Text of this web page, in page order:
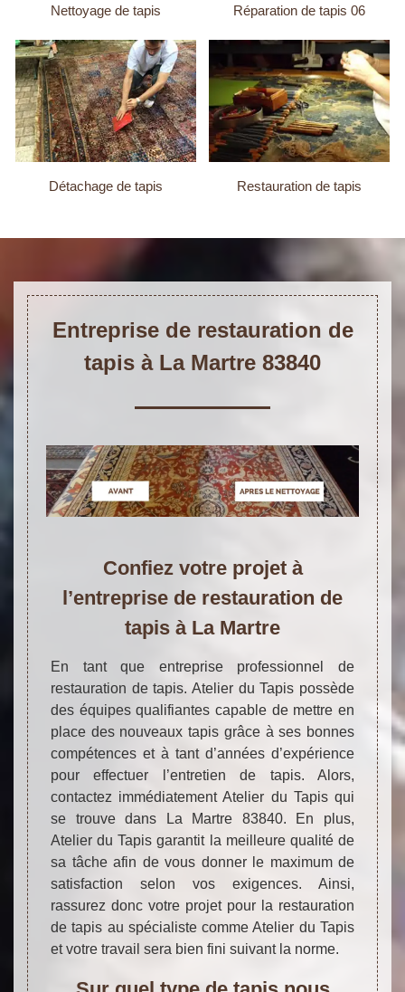
Nettoyage de tapis Réparation de tapis 06
Détachage de tapis Restauration de tapis
Entreprise de restauration de
tapis à La Martre 83840
Confiez votre projet à
l’entreprise de restauration de
tapis à La Martre
En tant que entreprise professionnel de
restauration de tapis. Atelier du Tapis possède
des équipes qualifiantes capable de mettre en
place des nouveaux tapis grâce à ses bonnes
compétences et à tant d’années d’expérience
pour effectuer l’entretien de tapis. Alors,
contactez immédiatement Atelier du Tapis qui
se trouve dans La Martre 83840. En plus,
Atelier du Tapis garantit la meilleure qualité de
sa tâche afin de vous donner le maximum de
satisfaction selon vos exigences. Ainsi,
rassurez donc votre projet pour la restauration
de tapis au spécialiste comme Atelier du Tapis
et votre travail sera bien fini suivant la norme.